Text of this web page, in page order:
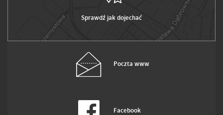
Sprawdź jak dojechać
Poczta www
Facebook